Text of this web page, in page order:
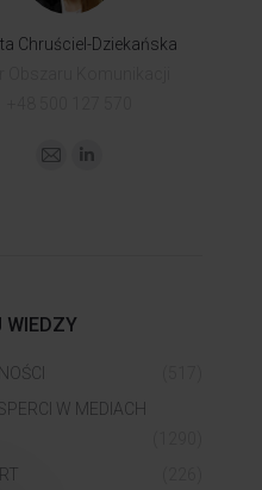
Chruściel-Dziekańska
WIEDZY
W MEDIACH